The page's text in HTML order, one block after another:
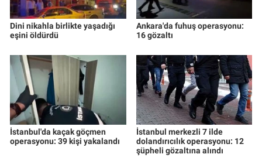
Dini nikahla birlikte yaşadığı
eşini öldürdü
Ankara'da fuhuş operasyonu:
16 gözaltı
İstanbul'da kaçak göçmen
operasyonu: 39 kişi yakalandı
İstanbul merkezli 7 ilde
dolandırıcılık operasyonu: 12
şüpheli gözaltına alındı